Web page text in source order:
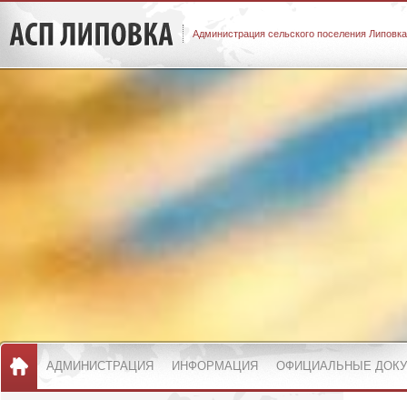
Администрация сельского поселения
АДМИНИСТРАЦИЯ ИНФОРМАЦИЯ ОФИЦИАЛЬНЫЕ